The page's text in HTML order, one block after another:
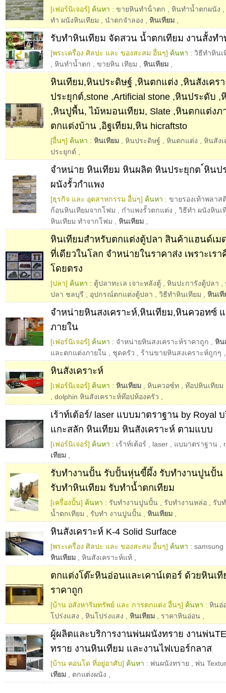
[เฟอร์นิเจอร์] ค้นหา : ขายหินทําน้ําตก หินทำน้ำตกผนัง
ทำ ผนังหินเทียม
นำตกจำลอง หินเทียม
รับทำหินเทียม จัดสวน น้ำตกเทียม งานสั้งท
[พระเครื่อง ศิลปะ และ ของสะสม อื่นๆ] ค้นหา : วิธีทำหินเ
หินทำน้ำตก ขายหิน เทียม หินเทียม
หินเทียม,หินประดิษฐ์ ,หินตกแต่ง ,หินสังเคร
ประยุกต์,stone ,Artificial stone ,หินประดับ
,หินปูพื้น, ไม้หมอนเทียม, Slate ,หินตกแต่งภ
ตกแต่งบ้าน ,อิฐเทียม,หิน hicraftsto
[อื่นๆ] ค้นหา : หินเทียม หินประดิษฐ์ หินตกแต่ง
หินสัง
ประยุกต์
จำหน่าย หินเทียม หินผลิต หินประยุกต ์หินป
ผนังรั้วกำแพง
[ธุรกิจ และ อุตสาหกรรม อื่นๆ] ค้นหา : ขายรองเท้าพลาส
ก้อนหินเทียมจากโฟม
กำแพงรั้วตกแต่ง
วิธีทำ ผนังหินเ
หินเทียม ทำจากโฟม
หินเทียม
หินเทียมสำหรับตกแต่งตู้ปลา สินค้าแฮนด์เ
ที่เดียวในโลก จำหน่ายในราคาส่ง เพราะเร
โดยตรง
[ปลา] ค้นหา : ตู้ปลาทะเล เจาะหลังตู้ หินปะการังตู้ปลา
ปลา ชลบุรี
อุปกรณ์ตกแต่งตู้ปลา วิธีทำหินเทียม หินเที
จำหน่ายหินสงเคราะห์,หินเทียม,หินควอทซ์
ภายใน
[เฟอร์นิเจอร์] ค้นหา : จำหน่ายหินสงเคราะห์ราคาถูก
หิน
และตกแต่งภายใน
ชุดครัว ร้านขายหินสงเคราะห์ถูกๆ
หินสังเคราะห์
[เฟอร์นิเจอร์] ค้นหา : หินเทียม หินควอซ์ท ท๊อปหินเทียม
dolphin หินสังเคราะห์ท๊อปห้องครัว
เร้าท์เต้อร์/ laser แบบมาตราฐาน by Royal
แกะสลัก หินเทียม หินสังเคราะห์ ตามแบบ
[เฟอร์นิเจอร์] ค้นหา : เร้าท์เต้อร์ laser แบมาตราฐาน
เทียม
รับทำงานปั้น รับปั้นหุ่นขี้ผึ้ง รับทำงานปูนปั้น
รับทำหินเทียม รับทำน้ำตกเทียม
[เครื่องปั้น] ค้นหา : รับทำงานปูนปั้น รับทำงานหล่อ
รับ
น้ำตกเทียม
รับทำ งานปูนปั้น หินเทียม
หินสังเคราะห์ K-4 Solid Surface
[พระเครื่อง ศิลปะ และ ของสะสม อื่นๆ] ค้นหา : samsung
หินเทียม
หินสังเคราะห์แท้
ตกแต่งโต๊ะหินอ่อนและเคาน์เตอร์ ด้วยหินเที
ราคาถูก
[บ้าน อสังหาริมทรัพย์ และ การตกแต่ง อื่นๆ] ค้นหา : หินอ่
โปร่งแสง
หินโปร่งแสง หินเทียม ราคาหินอ่อน
ผู้ผลิตและบริการงานพ่นผนังทราย งานพ่น
ทราย งานหินเทียม และงานไฟเบอร์กลาส
[บ้าน คอนโด ที่อยู่อาศับ] ค้นหา : พ่นผนังทราย
พ่น
เทียม
ตกแต่งผนัง